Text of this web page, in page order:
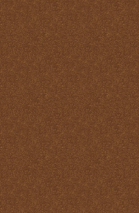
La Santa Misa y la
salvación de mundo
La Santa Misa y la santidad
La Santa Misa y la tibieza.
La Santa Misa y la unidad
La Santa Misa y la Vida
Eterna
La Santa Misa y las
virtudes
La Santa Misa y los
Ángeles
La Santa Misa y los Santos
La Santa Misa y nuestra
transformación en Cristo
La suprema adoración